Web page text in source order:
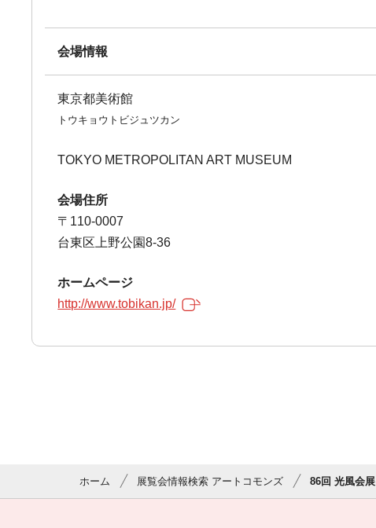
会場情報
東京都美術館
トウキョウトビジュツカン
TOKYO METROPOLITAN ART MUSEUM
会場住所
〒110-0007
台東区上野公園8-36
ホームページ
http://www.tobikan.jp/
ホーム 展覧会情報検索 アートコモンズ 86回 光風会展